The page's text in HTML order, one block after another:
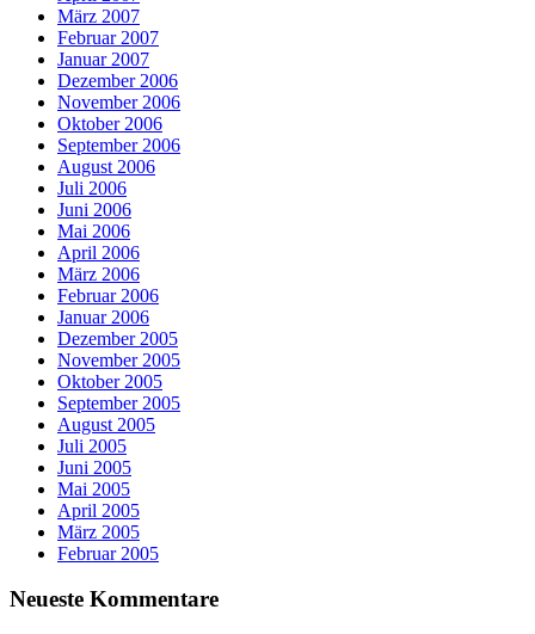
März 2007
Februar 2007
Januar 2007
Dezember 2006
November 2006
Oktober 2006
September 2006
August 2006
Juli 2006
Juni 2006
Mai 2006
April 2006
März 2006
Februar 2006
Januar 2006
Dezember 2005
November 2005
Oktober 2005
September 2005
August 2005
Juli 2005
Juni 2005
Mai 2005
April 2005
März 2005
Februar 2005
Neueste Kommentare